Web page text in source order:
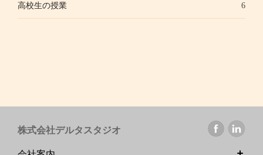
高校生の授業 6
株式会社デルタスタジオ